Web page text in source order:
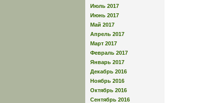
Июль 2017
Июнь 2017
Май 2017
Апрель 2017
Март 2017
Февраль 2017
Январь 2017
Декабрь 2016
Ноябрь 2016
Октябрь 2016
Сентябрь 2016